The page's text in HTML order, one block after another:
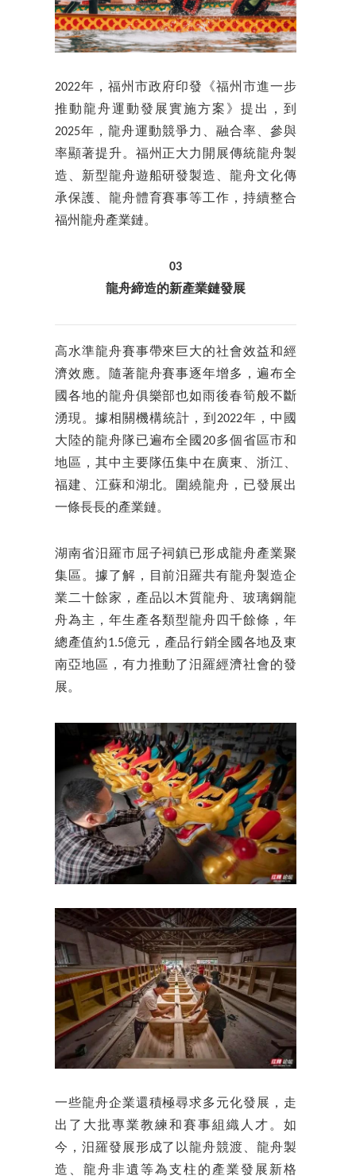
2022年，福州市政府印發《福州市進一步
推動龍舟運動發展實施方案》提出，到
2025年，龍舟運動競爭力、融合率、參與
率顯著提升。福州正大力開展傳統龍舟製
造、新型龍舟遊船研發製造、龍舟文化傳
承保護、龍舟體育賽事等工作，持續整合
福州龍舟產業鏈。
03
龍舟締造的新產業鏈發展
高水準龍舟賽事帶來巨大的社會效益和經
濟效應。隨著龍舟賽事逐年增多，遍布全
國各地的龍舟俱樂部也如雨後春筍般不斷
湧現。據相關機構統計，到2022年，中國
大陸的龍舟隊已遍布全國20多個省區市和
地區，其中主要隊伍集中在廣東、浙江、
福建、江蘇和湖北。圍繞龍舟，已發展出
一條長長的產業鏈。
湖南省汨羅市屈子祠鎮已形成龍舟產業聚
集區。據了解，目前汨羅共有龍舟製造企
業二十餘家，產品以木質龍舟、玻璃鋼龍
舟為主，年生產各類型龍舟四千餘條，年
總產值約1.5億元，產品行銷全國各地及東
南亞地區，有力推動了汨羅經濟社會的發
展。
一些龍舟企業還積極尋求多元化發展，走
出了大批專業教練和賽事組織人才。如
今，汨羅發展形成了以龍舟競渡、龍舟製
造、龍舟非遺等為支柱的產業發展新格